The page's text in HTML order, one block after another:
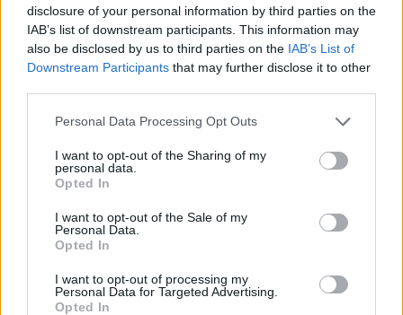
disclosure of your personal information by third parties on the
IAB’s list of downstream participants. This information may
also be disclosed by us to third parties on the IAB’s List of
Downstream Participants that may further disclose it to other
Personal Data Processing Opt Outs
I want to opt-out of the Sharing of my
personal data.
Opted In
I want to opt-out of the Sale of my
Personal Data.
Opted In
I want to opt-out of processing my
Personal Data for Targeted Advertising.
Opted In
Article précédent
Ebola en RDC : un patient
guéri pour la première fois
l’épidémie
Article suivant
Ventre gonflé : 6 astuces
simples pour soulager
rapidement
news